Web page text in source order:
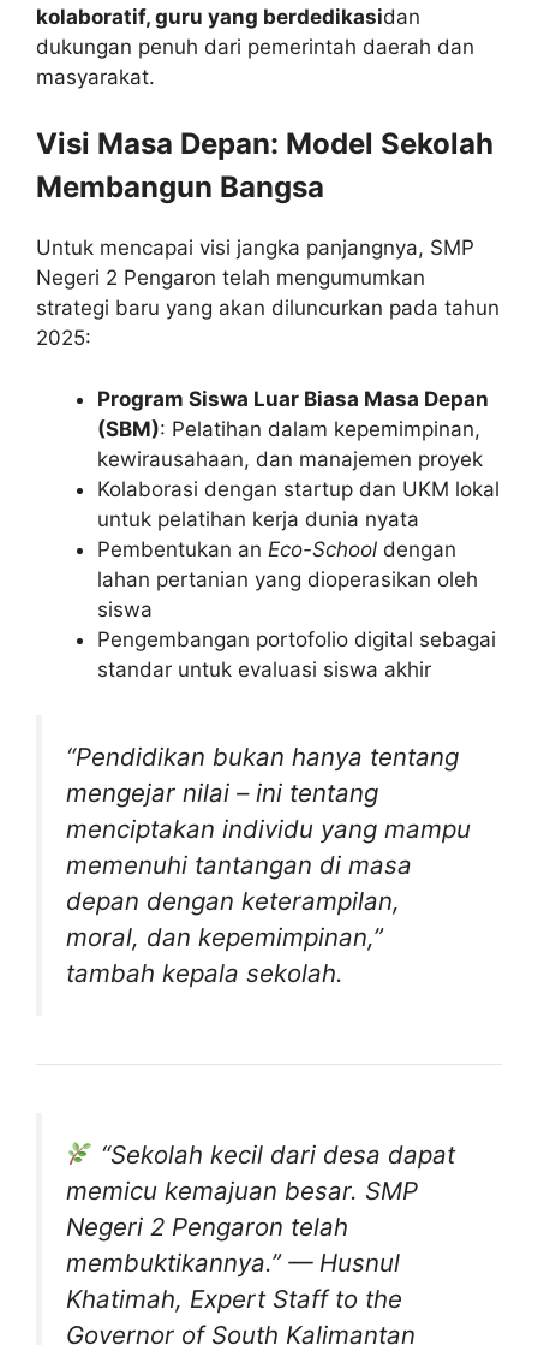
kolaboratif, guru yang berdedikasidan
dukungan penuh dari pemerintah daerah dan
masyarakat.
Visi Masa Depan: Model Sekolah
Membangun Bangsa
Untuk mencapai visi jangka panjangnya, SMP
Negeri 2 Pengaron telah mengumumkan
strategi baru yang akan diluncurkan pada tahun
2025:
Program Siswa Luar Biasa Masa Depan
(SBM): Pelatihan dalam kepemimpinan,
kewirausahaan, dan manajemen proyek
Kolaborasi dengan startup dan UKM lokal
untuk pelatihan kerja dunia nyata
Pembentukan an Eco-School dengan
lahan pertanian yang dioperasikan oleh
siswa
Pengembangan portofolio digital sebagai
standar untuk evaluasi siswa akhir
“Pendidikan bukan hanya tentang
mengejar nilai – ini tentang
menciptakan individu yang mampu
memenuhi tantangan di masa
depan dengan keterampilan,
moral, dan kepemimpinan,”
tambah kepala sekolah.
“Sekolah kecil dari desa dapat
memicu kemajuan besar. SMP
Negeri 2 Pengaron telah
membuktikannya.”— Husnul
Khatimah, Expert Staff to the
Governor of South Kalimantan